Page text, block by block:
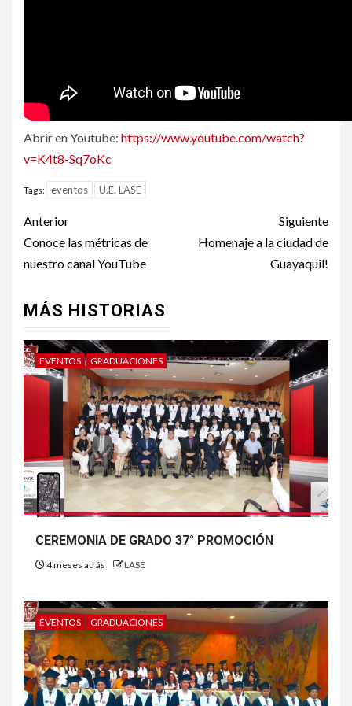
Abrir en Youtube: https://www.youtube.com/watch?
v=K4t8-Sq7oKc
Tags: eventos U.E. LASE
Post
navigation
Anterior
Conoce las métricas de
nuestro canal YouTube
Siguiente
Homenaje a la ciudad de
Guayaquil!
MÁS HISTORIAS
EVENTOS GRADUACIONES
CEREMONIA DE GRADO 37° PROMOCIÓN
4 meses atrás LASE
EVENTOS GRADUACIONES